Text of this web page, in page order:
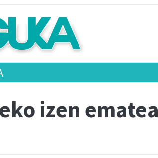
izen ematea